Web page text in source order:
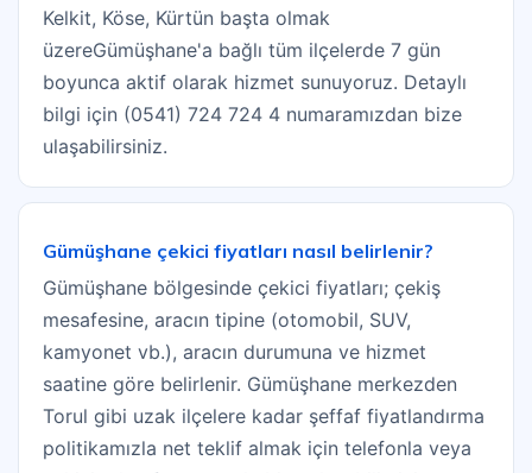
Kelkit, Köse, Kürtün başta olmak
üzereGümüşhane'a bağlı tüm ilçelerde 7 gün
boyunca aktif olarak hizmet sunuyoruz. Detaylı
bilgi için (0541) 724 724 4 numaramızdan bize
ulaşabilirsiniz.
Gümüşhane çekici fiyatları nasıl belirlenir?
Gümüşhane bölgesinde çekici fiyatları; çekiş
mesafesine, aracın tipine (otomobil, SUV,
kamyonet vb.), aracın durumuna ve hizmet
saatine göre belirlenir. Gümüşhane merkezden
Torul gibi uzak ilçelere kadar şeffaf fiyatlandırma
politikamızla net teklif almak için telefonla veya